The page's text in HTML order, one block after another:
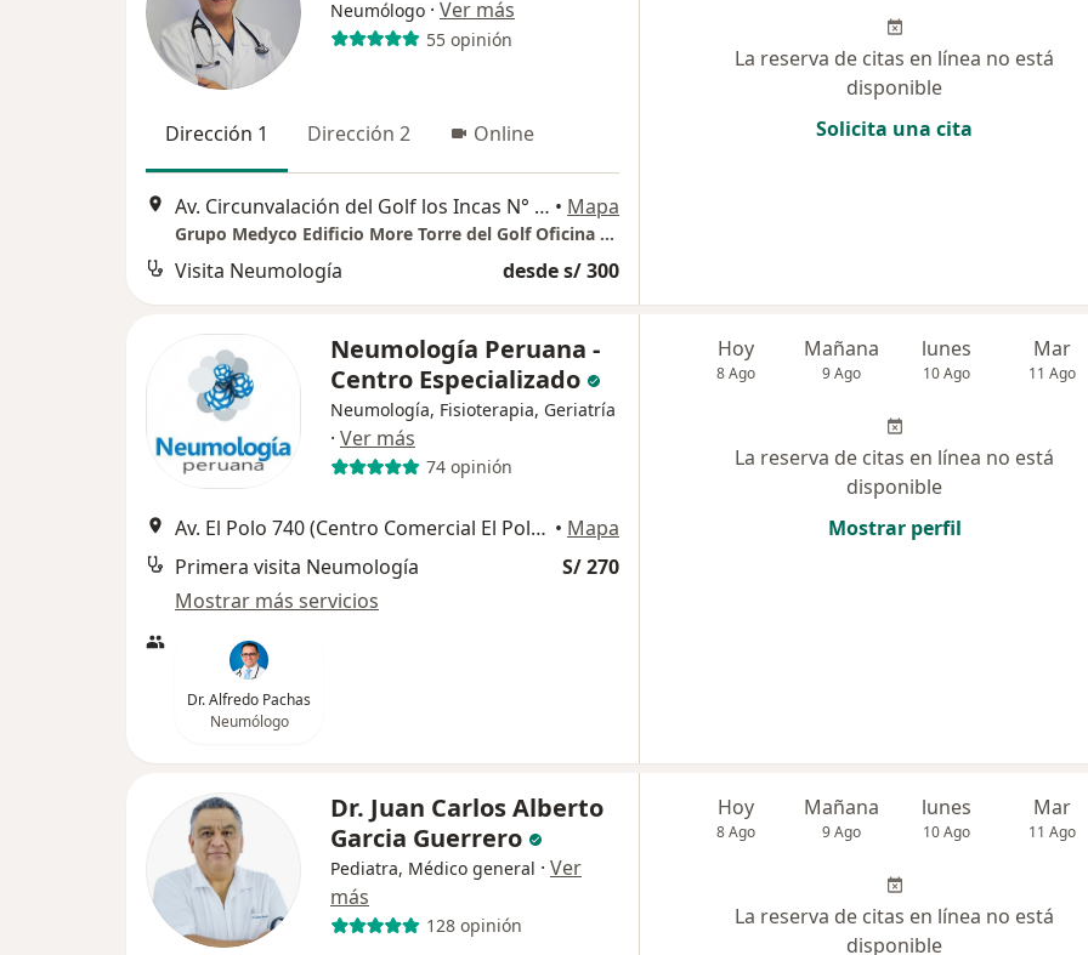
Neumólogo · Ver más
55 opinión
Dirección 1 Dirección 2 Online
Av. Circunvalación del Golf los Incas N° 170 & Av. Javier Prado Este • Mapa
Grupo Medyco Edificio More Torre del Golf Oficina 503
Visita Neumología desde s/ 300
La reserva de citas en línea no está
disponible
Solicita una cita
Neumología Peruana -
Centro Especializado
Neumología, Fisioterapia, Geriatría
· Ver más
74 opinión
Av. El Polo 740 (Centro Comercial El Polo, Edificio C. Alt Embajada USA), Lima • Mapa
Primera visita Neumología
S/ 270
Mostrar más servicios
Dr. Alfredo Pachas
Neumólogo
Hoy
8 Ago
Mañana
9 Ago
lunes
10 Ago
Mar
11 Ago
La reserva de citas en línea no está
disponible
Mostrar perfil
Dr. Juan Carlos Alberto
Garcia Guerrero
Pediatra, Médico general · Ver
más
128 opinión
Hoy
8 Ago
Mañana
9 Ago
lunes
10 Ago
Mar
11 Ago
La reserva de citas en línea no está
disponible